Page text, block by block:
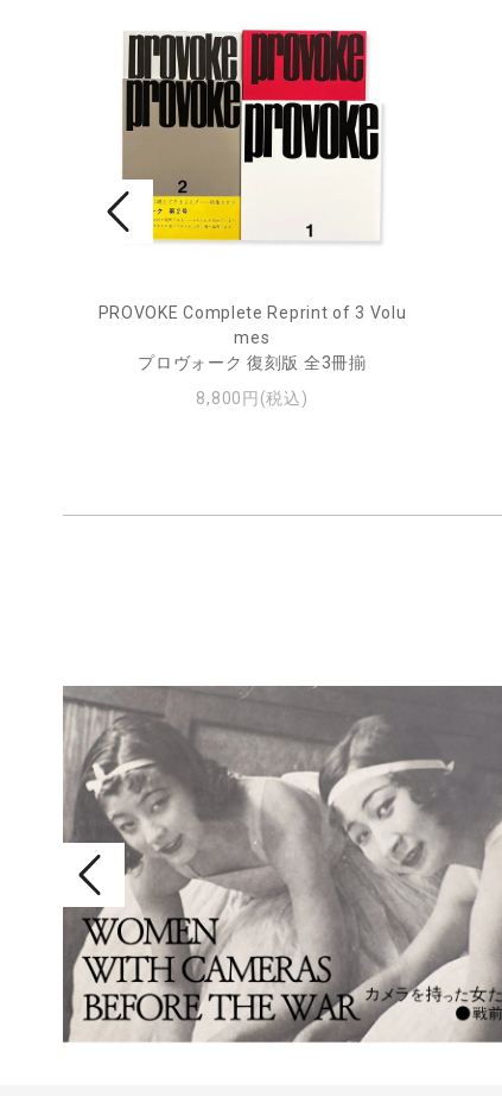
PROVOKE Complete Reprint of 3 Volu
mes
プロヴォーク 復刻版 全3冊揃
8,800円(税込)